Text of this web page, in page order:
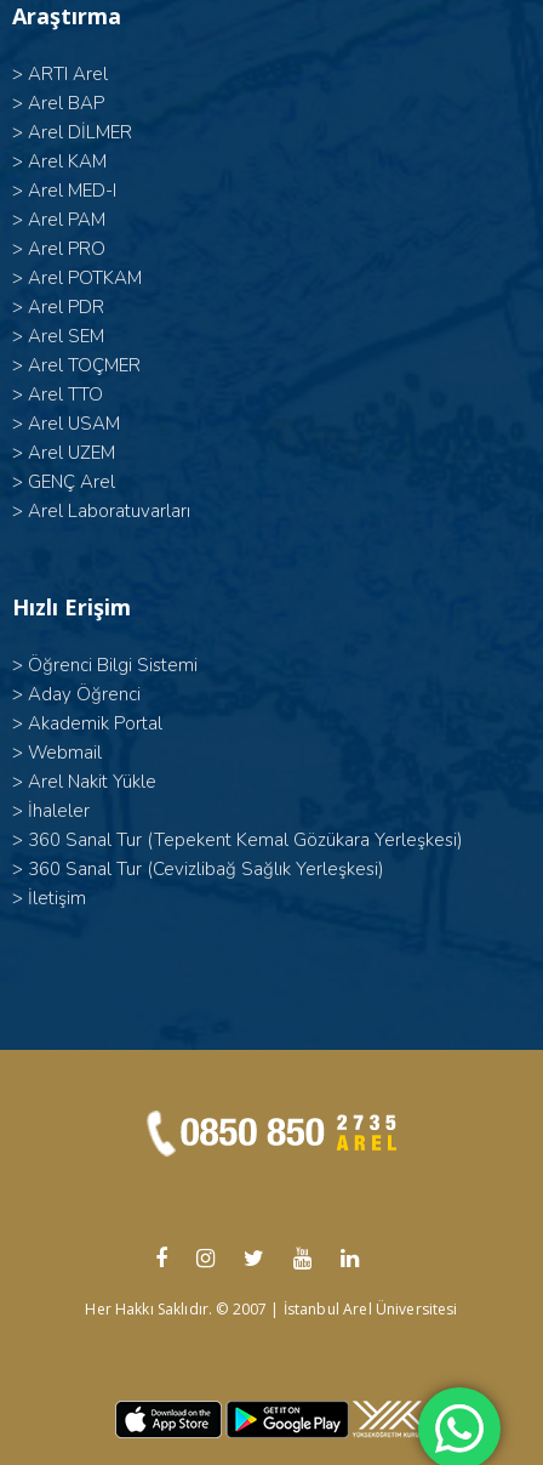
Araştırma
> ARTI Arel
> Arel BAP
> Arel DİLMER
> Arel KAM
> Arel MED-I
> Arel PAM
> Arel PRO
> Arel POTKAM
> Arel PDR
> Arel SEM
> Arel TOÇMER
> Arel TTO
> Arel USAM
> Arel UZEM
> GENÇ Arel
> Arel Laboratuvarları
Hızlı Erişim
> Öğrenci Bilgi Sistemi
> Aday Öğrenci
> Akademik Portal
> Webmail
> Arel Nakit Yükle
> İhaleler
> 360 Sanal Tur (Tepekent Kemal Gözükara Yerleşkesi)
> 360 Sanal Tur (Cevizlibağ Sağlık Yerleşkesi)
> İletişim
Her Hakkı Saklıdır. © 2007 | İstanbul Arel Üniversitesi